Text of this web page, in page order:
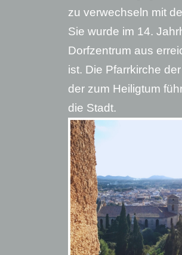
zu verwechseln mit
Sie wurde im 14.
Dorfzentrum aus
ist. Die Pfarrkirche
der zum Heiligtum
die Stadt.